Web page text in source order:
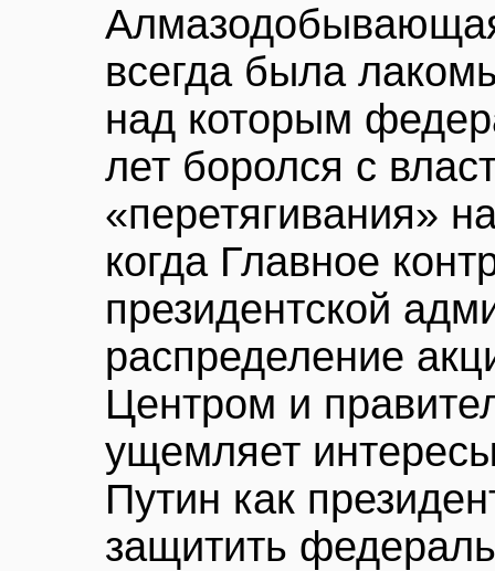
всегда была
над которым
лет боролся с
«перетягивания»
когда Главное
президентской
распределение
Центром и
ущемляет
Путин как
защитить